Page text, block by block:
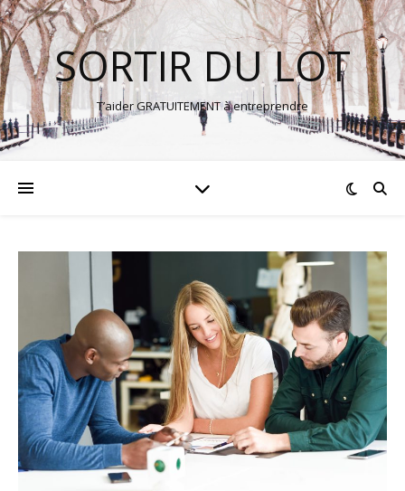
SORTIR DU LOT
T’aider GRATUITEMENT à entreprendre